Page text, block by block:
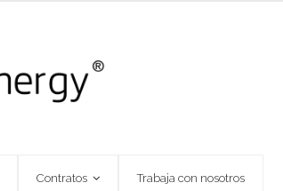
Contratos Trabaja con nosotros